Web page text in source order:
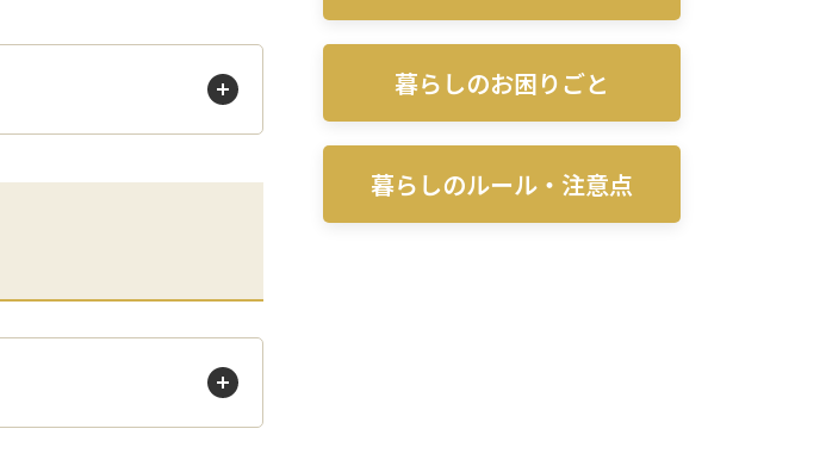
る
暮らしのお困りごと
暮らしのルール・注意点